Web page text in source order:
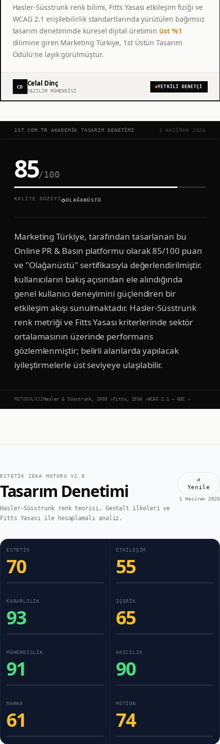
Hasler-Süsstrunk renk bilimi, Fitts Yasası etkileşim fiziği ve
WCAG 2.1 erişilebilirlik standartlarında yürütülen bağımsız
tasarım denetiminde küresel dijital üretimin üst %1
dilimine giren Marketing Türkiye, 1st Üstün Tasarım
Ödülü'ne layık görülmüştür.
CD Celal Dinç
YAZILIM MÜHENDISI
YETKILI DENETÇI
1ST.COM.TR AKADEMIK TASARIM DENETIMI 1 HAZIRAN 2026
85/100
KALITE DÜZEYI◇OLAĞANÜSTÜ
Marketing Türkiye, tarafından tasarlanan bu
Online PR & Basın platformu olarak 85/100 puan
ve "Olağanüstü" sertifikasıyla değerlendirilmiştir.
kullanıcıların bakış açısından ele alındığında
genel kullanıcı deneyimini güçlendiren bir
etkileşim akışı sunulmaktadır. Hasler-Süsstrunk
renk metriği ve Fitts Yasası kriterlerinde sektör
ortalamasının üzerinde performans
gözlemlenmiştir; belirli alanlarda yapılacak
iyileştirmelerle üst seviyeye ulaşılabilir.
METODOLOJI Hasler & Süsstrunk, 2003 ↗ Fitts, 1954 ↗WCAG 2.1 — W3C ↗
ESTETIK ZEKA MOTORU V2.0
Tasarım Denetimi
Hasler-Süsstrunk renk teorisi, Gestalt ilkeleri ve
Fitts Yasası ile hesaplamalı analiz.
↺
Yenile
1 Haziran 2026
ESTETIK
70
ETKILEŞIM
55
KARARLILIK
93
İÇERIK
65
MÜHENDISLIK
91
AKICILIK
90
MARKA
61
MOTION
74